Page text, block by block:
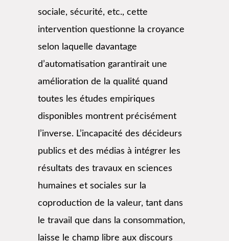
sociale, sécurité, etc., cette
intervention questionne la croyance
selon laquelle davantage
d’automatisation garantirait une
amélioration de la qualité quand
toutes les études empiriques
disponibles montrent précisément
l’inverse. L’incapacité des décideurs
publics et des médias à intégrer les
résultats des travaux en sciences
humaines et sociales sur la
coproduction de la valeur, tant dans
le travail que dans la consommation,
laisse le champ libre aux discours